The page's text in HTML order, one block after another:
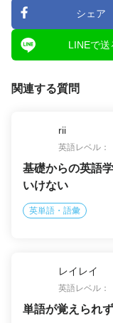
シェア
LINEで送
関連する質問
rii
英語レベル：
基礎からの英語
いけない
英単語・語彙
レイレイ
英語レベル：
単語が覚えられ